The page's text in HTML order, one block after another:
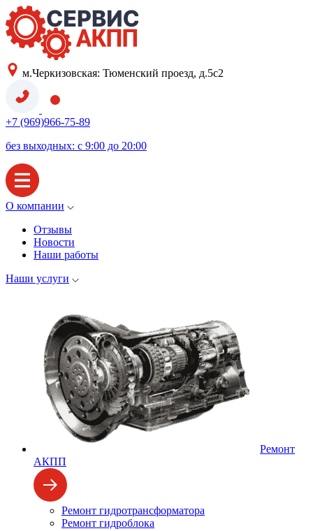
м.Черкизовская: Тюменский проезд, д.5с2
+7 (969)966-75-89
без выходных: с 9:00 до 20:00
О компании
Отзывы
Новости
Наши работы
Наши услуги
Ремонт
АКПП
Ремонт гидротрансформатора
Ремонт гидроблока